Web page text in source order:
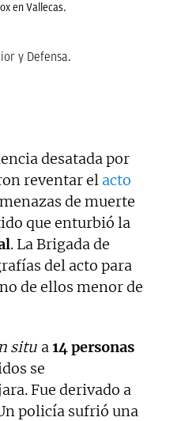
en Vallecas.
y Defensa.
desatada por
reventar el acto
de muerte
que enturbió la
. La Brigada de
del acto para
de ellos menor de
situ a14 personas
se
Fue derivado a
policía sufrió una